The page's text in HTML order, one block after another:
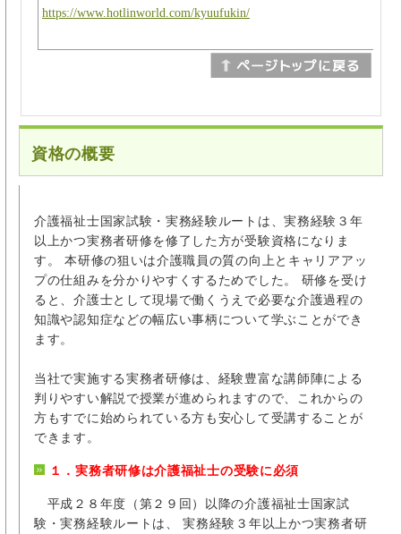
https://www.hotlinworld.com/kyuufukin/
資格の概要
介護福祉士国家試験・実務経験ルートは、実務経験３年
以上かつ実務者研修を修了した方が受験資格になりま
す。 本研修の狙いは介護職員の質の向上とキャリアアッ
プの仕組みを分かりやすくするためでした。 研修を受け
ると、介護士として現場で働くうえで必要な介護過程の
知識や認知症などの幅広い事柄について学ぶことができ
ます。
当社で実施する実務者研修は、経験豊富な講師陣による
判りやすい解説で授業が進められますので、これからの
方もすでに始められている方も安心して受講することが
できます。
１．実務者研修は介護福祉士の受験に必須
平成２８年度（第２９回）以降の介護福祉士国家試
験・実務経験ルートは、 実務経験３年以上かつ実務者研